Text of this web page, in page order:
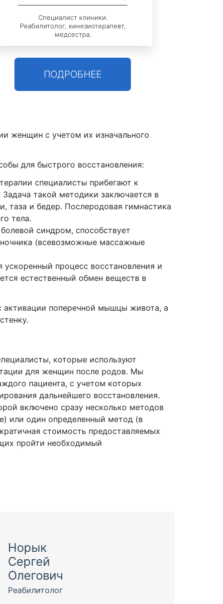
Специалист клиники.
Реабилитолог, кинезиотерапевт,
медсестра.
ПОДРОБНЕЕ
женщин с учетом их изначального
для быстрого восстановления:
специалисты прибегают к
Задача такой методики заключается в
таза и бедер. Послеродовая гимнастика
тела.
синдром, способствует
(всевозможные массажные
ускоренный процесс восстановления и
естественный обмен веществ в
активации поперечной мышцы живота, а
которые используют
для женщин после родов. Мы
пациента, с учетом которых
дальнейшего восстановления.
включено сразу несколько методов
или один определенный метод (в
стоимость предоставляемых
пройти необходимый
Норык
Сергей
Олегович
Реабилитолог